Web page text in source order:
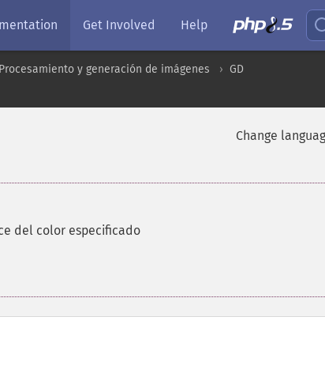
Get Involved Help
Procesamiento y generación de imágenes
GD
Change
del color especificado